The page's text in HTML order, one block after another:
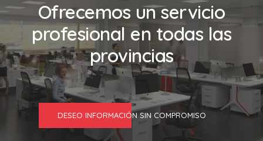
Ofrecemos un servicio
profesional en todas las
provincias
DESEO INFORMACIÓN SIN COMPROMISO